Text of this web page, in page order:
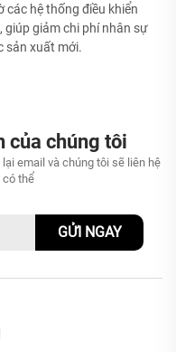
các hệ thống điều khiển
giảm chi phí nhân sự
sản xuất mới.
của chúng tôi
email và chúng tôi sẽ liên hệ
có thể
GỬI NGAY